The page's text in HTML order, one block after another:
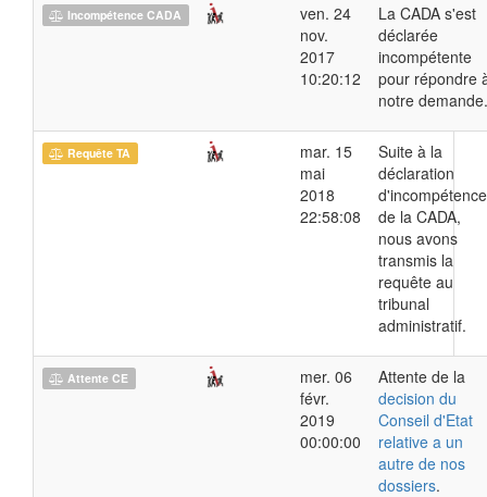
Incompétence CADA
ven. 24
nov.
2017
10:20:12
La CADA s'est
déclarée
incompétente
pour répondre
notre demande.
Requête TA
mar. 15
mai
2018
22:58:08
Suite à la
déclaration
d'incompétence
de la CADA,
nous avons
transmis la
requête au
tribunal
administratif.
Attente CE
mer. 06
févr.
2019
00:00:00
Attente de la
decision du
Conseil d'Etat
relative a un
autre de nos
dossiers.